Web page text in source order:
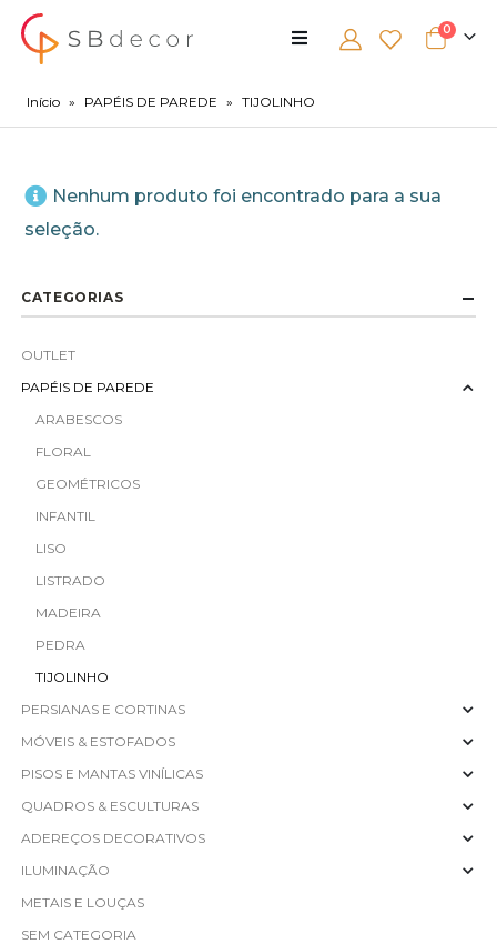
0
Início » PAPÉIS DE PAREDE » TIJOLINHO
Nenhum produto foi encontrado para a sua
seleção.
CATEGORIAS
OUTLET
PAPÉIS DE PAREDE
ARABESCOS
FLORAL
GEOMÉTRICOS
INFANTIL
LISO
LISTRADO
MADEIRA
PEDRA
TIJOLINHO
PERSIANAS E CORTINAS
MÓVEIS & ESTOFADOS
PISOS E MANTAS VINÍLICAS
QUADROS & ESCULTURAS
ADEREÇOS DECORATIVOS
ILUMINAÇÃO
METAIS E LOUÇAS
SEM CATEGORIA